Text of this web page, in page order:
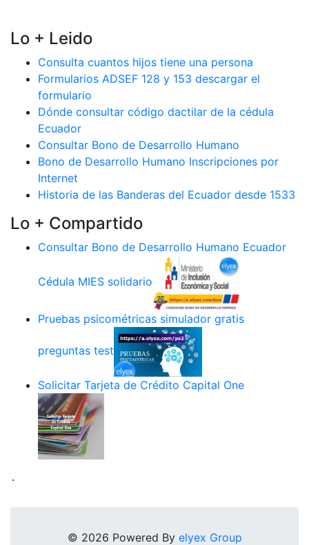
Lo + Leido
Consulta cuantos hijos tiene una persona
Formularios ADSEF 128 y 153 descargar el
formulario
Dónde consultar código dactilar de la cédula
Ecuador
Consultar Bono de Desarrollo Humano
Bono de Desarrollo Humano Inscripciones por
Internet
Historia de las Banderas del Ecuador desde 1533
Lo + Compartido
Consultar Bono de Desarrollo Humano Ecuador
Cédula MIES solidario
Pruebas psicométricas simulador gratis
preguntas test
Solicitar Tarjeta de Crédito Capital One
.
© 2026 Powered By elyex Group